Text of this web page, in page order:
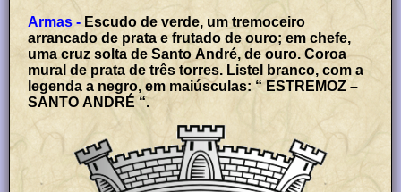
Armas - Escudo de verde, um tremoceiro
arrancado de prata e frutado de ouro; em chefe,
uma cruz solta de Santo André, de ouro. Coroa
mural de prata de três torres. Listel branco, com a
legenda a negro, em maiúsculas: “ ESTREMOZ –
SANTO ANDRÉ “.